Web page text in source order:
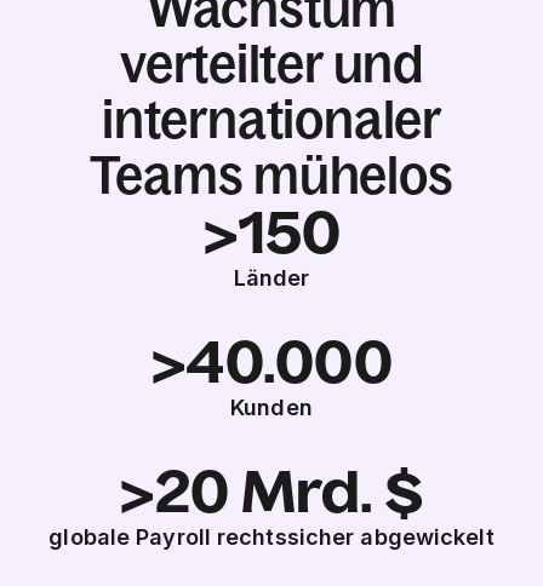
verteilter und
internationaler
Teams mühelos
>150
Länder
>40.000
Kunden
>20 Mrd. $
globale Payroll rechtssicher abgewickelt